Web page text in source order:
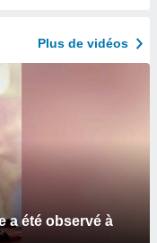
Plus de vidéos
a été observé à